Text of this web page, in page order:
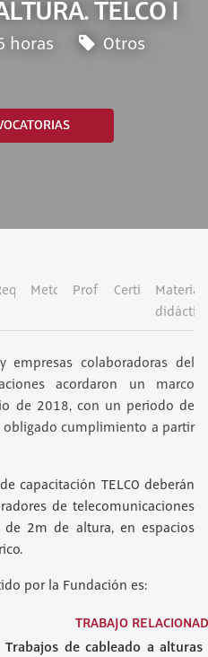
TELCO I
horas Otros
MetodologíaProfesoradoCertificación
Material
empresas colaboradoras del
acordaron un marco
de 2018, con un periodo de
obligado cumplimiento a partir
capacitación TELCO deberán
de telecomunicaciones
2m de altura, en espacios
por la Fundación es:
TRABAJO
Trabajos de cableado a